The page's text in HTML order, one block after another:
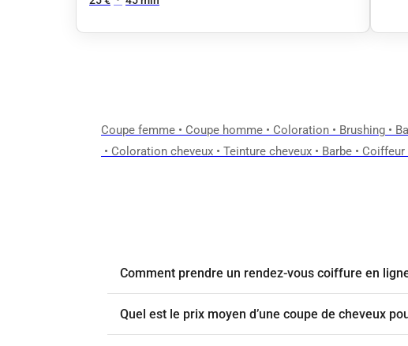
Coupe femme • Coupe homme • Coloration • Brushing •
• Coloration cheveux • Teinture cheveux • Barbe • Coiffeur
Comment prendre un rendez-vous coiffure en
Quel est le prix moyen d’une coupe de cheveux